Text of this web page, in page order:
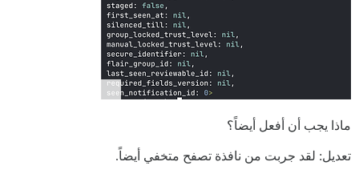
ماذا يجب أن أفعل أيضاً؟
تعديل: لقد جربت من نافذة تصفح متخفي أيضاً.